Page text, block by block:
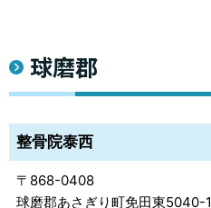
球磨郡
整骨院泰西
868-0408
球磨郡あさぎり町免田東5040-1